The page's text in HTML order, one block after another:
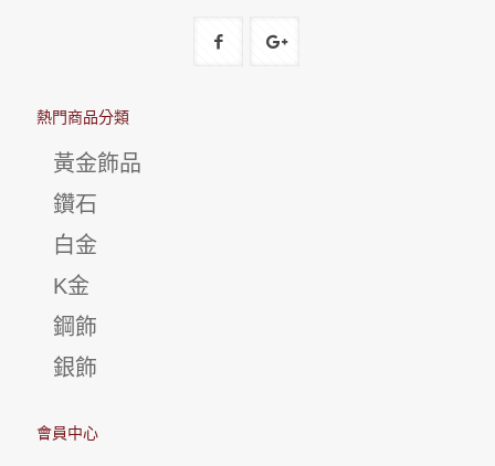
熱門商品分類
黃金飾品
鑽石
白金
K金
鋼飾
銀飾
會員中心